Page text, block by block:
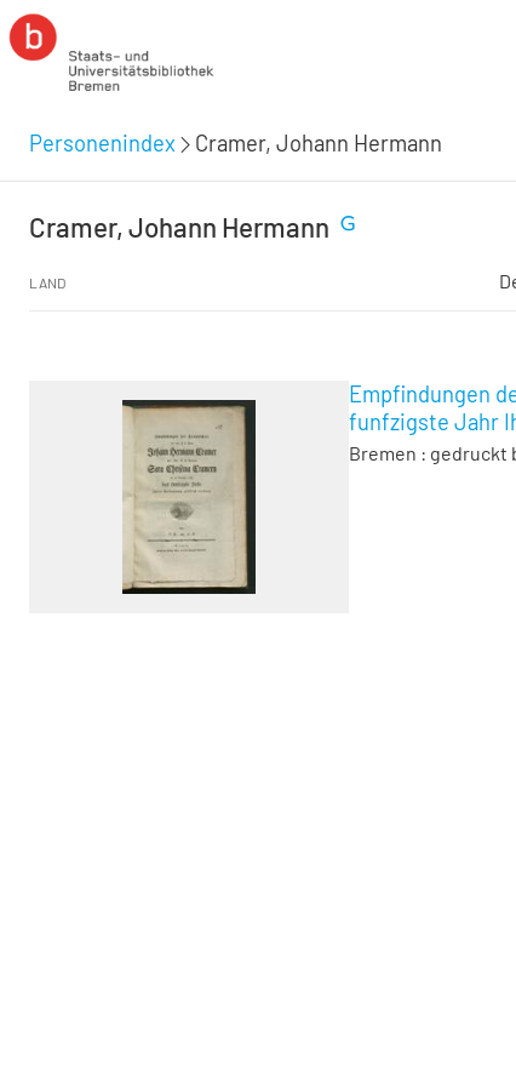
Personenindex Cramer, Johann Hermann
Cramer, Johann Hermann
LAND
Empfindungen
funfzigste Jahr
Bremen : gedruckt